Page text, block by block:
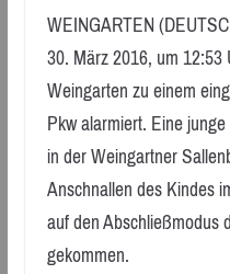
WEINGARTEN
30. März 2016, um
Weingarten zu einem
Pkw alarmiert. Eine
in der Weingartner
Anschnallen des Kindes
auf den Abschließmodus
gekommen.